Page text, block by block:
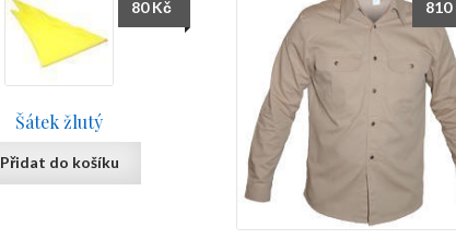
Šátek žlutý
80Kč
Přidat do košíku
810